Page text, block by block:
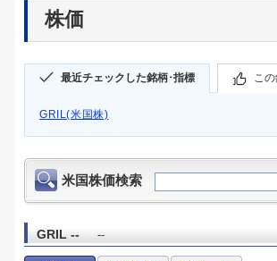
株価
最近チェックした銘柄･指標 こ
GRIL(米国株)